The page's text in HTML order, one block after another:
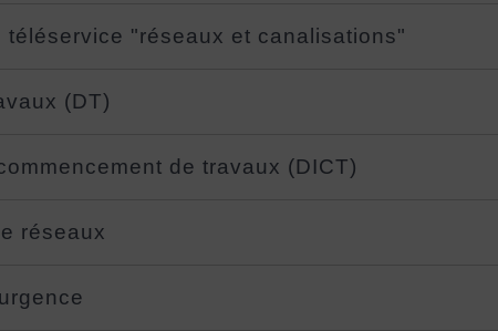
"réseaux et canalisations"
(DT)
de travaux (DICT)
réseaux